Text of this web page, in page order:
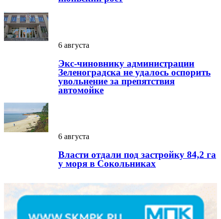
6 августа
Экс-чиновнику администрации
Зеленоградска не удалось оспорить
увольнение за препятствия
автомойке
6 августа
Власти отдали под застройку 84,2 га
у моря в Сокольниках